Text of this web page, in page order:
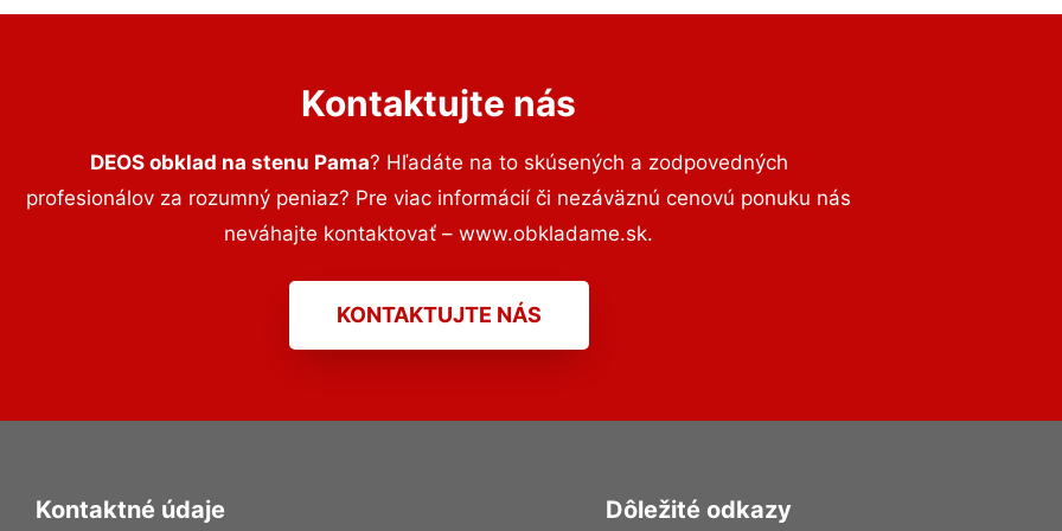
Kontaktujte nás
DEOS obklad na stenu Pama? Hľadáte na to skúsených a zodpovedných
profesionálov za rozumný peniaz? Pre viac informácií či nezáväznú cenovú ponuku nás
neváhajte kontaktovať – www.obkladame.sk.
KONTAKTUJTE NÁS
Kontaktné údaje Dôležité odkazy